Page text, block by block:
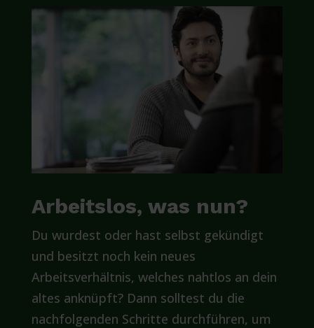
Arbeitslos, was nun?
Du wurdest oder hast selbst gekündigt
und besitzt noch kein neues
Arbeitsverhältnis, welches nahtlos an dein
altes anknüpft? Dann solltest du die
nachfolgenden Schritte durchführen, um